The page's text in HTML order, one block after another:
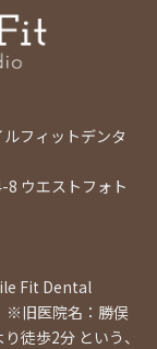
フィットデンタ
ウエストフォト
Fit Dental
※旧医院名：勝俣
徒歩2分 という、